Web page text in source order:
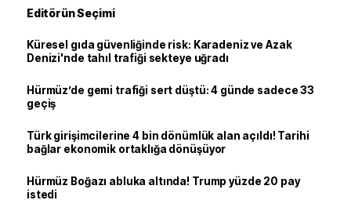
Editörün Seçimi
Küresel gıda güvenliğinde risk: Karadeniz ve Azak
Denizi'nde tahıl trafiği sekteye uğradı
Hürmüz’de gemi trafiği sert düştü: 4 günde sadece 33
geçiş
Türk girişimcilerine 4 bin dönümlük alan açıldı! Tarihi
bağlar ekonomik ortaklığa dönüşüyor
Hürmüz Boğazı abluka altında! Trump yüzde 20 pay
istedi